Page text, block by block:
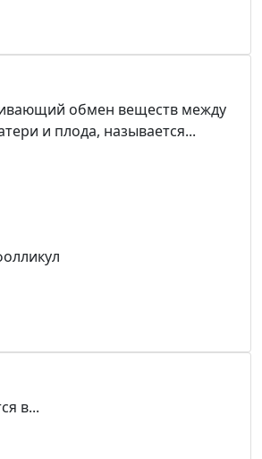
обмен веществ между
и плода, называется...
в...